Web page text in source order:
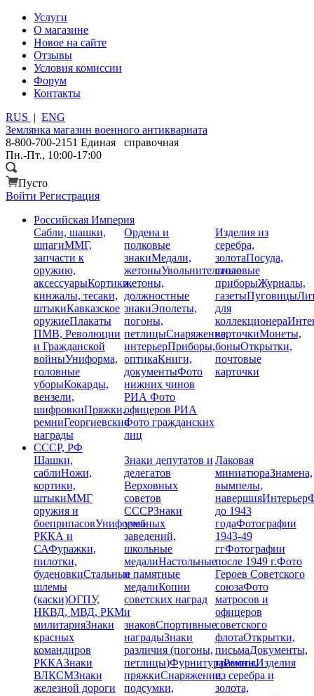
Услуги
О магазине
Новое на сайте
Отзывы
Условия комиссии
Форум
Контакты
RUS | ENG
Землянка магазин военного антиквариата
8-800-700-2151 Единая справочная
Пн.-Пт., 10:00-17:00
Пусто
Войти Регистрация
Российская Империя
Сабли, шашки,
шпагиММГ,
запчасти к
оружию,
аксессуарыКортики,
кинжалы, тесаки,
штыкиКавказское
оружиеПлакаты
ПМВ, Революции
и Гражданской
войныУниформа,
головные
уборыКокарды,
вензели,
шифровкиПряжки,
ремниГеоргиевские
награды
Ордена и
полковые
знакиМедали,
жетоныУвольнительные
жетоны,
должностные
знакиЭполеты,
погоны,
петлицыСнаряжение,
интерьерПриборы,
оптикаКниги,
документыФото
нижних чинов
РИАФото
офицеров РИА
Фото гражданских
лиц
Изделия из
серебра,
золотаПосуда,
столовые
приборыЖурналы,
газетыПуговицы
для
коллекционера
карточкиМонеты,
боныОткрытки,
почтовые
карточки
СССР, РФ
Шашки,
саблиНожи,
кортики,
штыкиММГ
оружия и
боеприпасовУниформа
РККА и
САФуражки,
пилотки,
буденовкиСтальные
шлемы
(каски)ОГПУ,
НКВД, МВД, РКМ
милитарияЗнаки
красных
командиров
РККАЗнаки
ВЛКСМЗнаки
железной дороги
Знаки депутатов и
делегатов
Верховных
советов
СССРЗнаки
учебных
заведений,
школьные
медалиНастольные
и памятные
медалиКопии
советских наград
и
знаковСпортивные
наградыЗнаки
различия (погоны,
петлицы)ФурнитураРемни,
пряжкиСнаряжение,
подсумки,
Лаковая
миниатюраЗнамена,
вымпелы,
навершияИнтерьер
до 1943
годаФотографии
1943-49
ггФотографии
после 1949 г.Фото
Героев Советского
союзаФото
матросов и
офицеров
советского
флотаОткрытки,
письмаДокументы,
грамотыИзделия
из серебра и
золота,